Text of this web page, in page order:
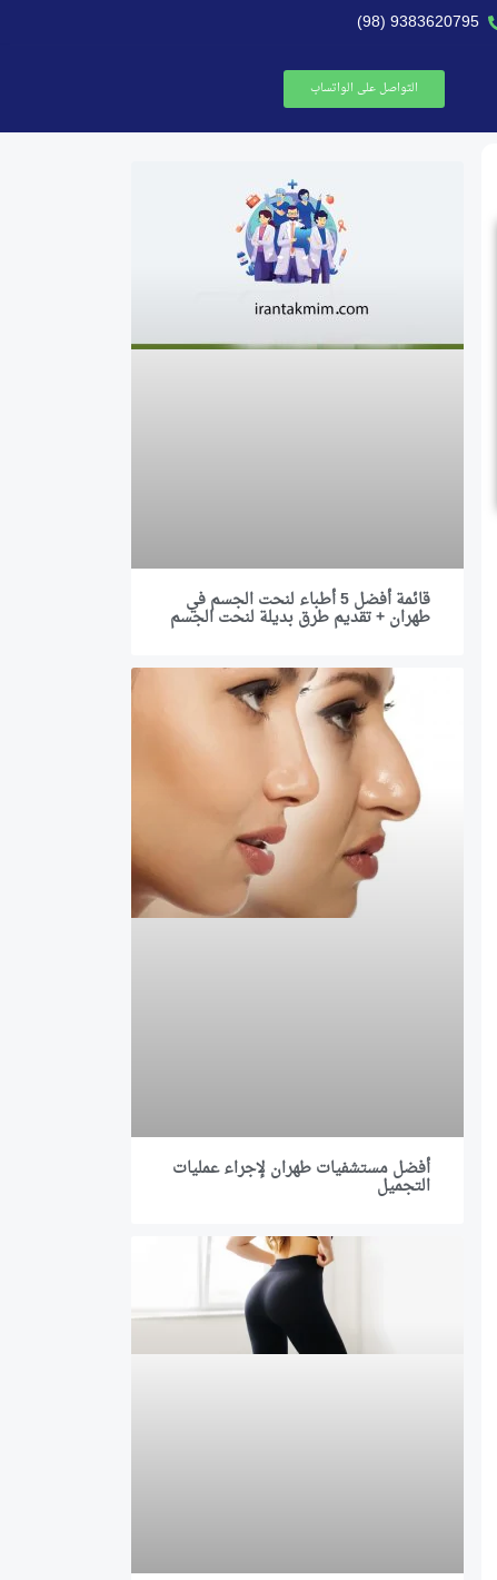
9383620795 (98)
التواصل على الواتساب
قائمة أفضل 5 أطباء لنحت الجسم في
طهران + تقديم طرق بديلة لنحت الجسم
أفضل مستشفيات طهران لإجراء عمليات
التجميل